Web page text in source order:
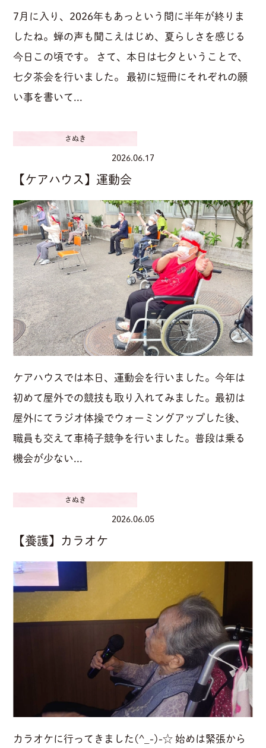
7月に入り、2026年もあっという間に半年が終りま
したね。蝉の声も聞こえはじめ、夏らしさを感じる
今日この頃です。 さて、本日は七夕ということで、
七夕茶会を行いました。 最初に短冊にそれぞれの願
い事を書いて...
さぬき
2026.06.17
【ケアハウス】運動会
ケアハウスでは本日、運動会を行いました。今年は
初めて屋外での競技も取り入れてみました。最初は
屋外にてラジオ体操でウォーミングアップした後、
職員も交えて車椅子競争を行いました。普段は乗る
機会が少ない...
さぬき
2026.06.05
【養護】カラオケ
カラオケに行ってきました(^_-)-☆ 始めは緊張から